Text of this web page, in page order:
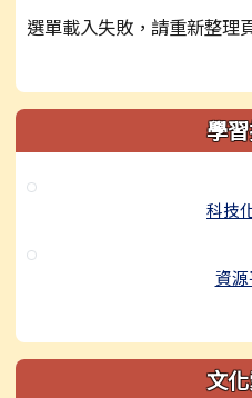
選單載入失敗，請重新整理
學
科技
資
文